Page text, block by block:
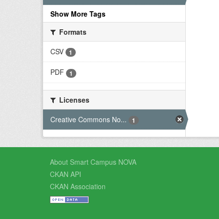
Show More Tags
Formats
CSV
1
PDF 1
Licenses
Creative Commons No...
1
About Smart Campus NOVA
CKAN API
CKAN Association